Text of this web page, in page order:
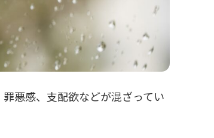
悪感、支配欲などが混ざってい